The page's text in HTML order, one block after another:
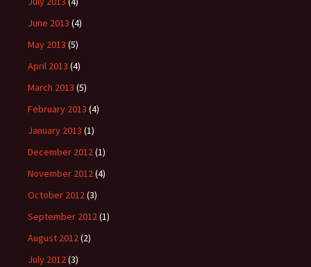
June 2013 (4)
May 2013 (5)
April 2013 (4)
March 2013 (5)
February 2013 (4)
January 2013 (1)
December 2012(1)
November 2012(4)
October 2012(3)
September 2012(1)
August 2012(2)
July 2012(3)